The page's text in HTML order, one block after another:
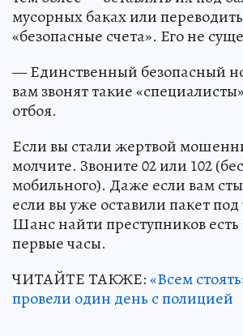
мусорных баках или
«безопасные счета». Его не
— Единственный безопасный
вам звонят такие
отбоя.
Если вы стали жертвой
молчите. Звоните 02 или 102
мобильного). Даже если вам
если вы уже оставили пакет
Шанс найти преступников есть
первые часы.
ЧИТАЙТЕ ТАКЖЕ:«Всем
провели один день с полицией